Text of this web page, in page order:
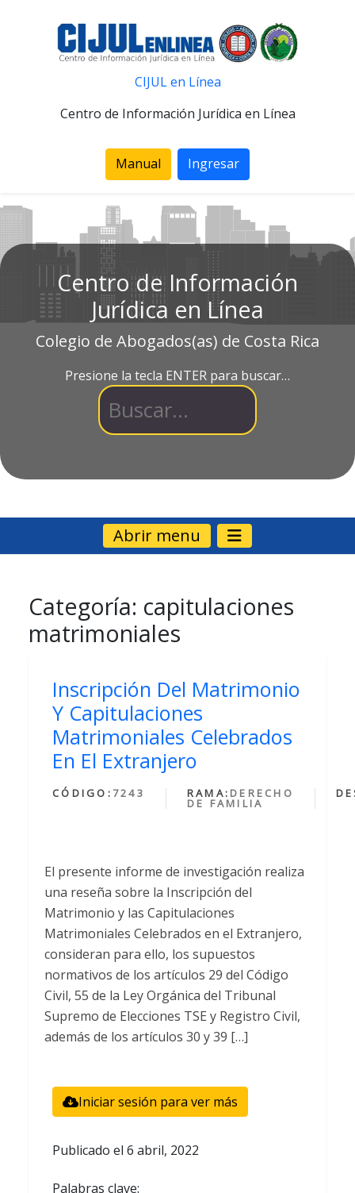
CIJUL en Línea
Centro de Información Jurídica en Línea
Manual Ingresar
Centro de Información
Jurídica en Línea
Colegio de Abogados(as) de Costa Rica
Presione la tecla ENTER para buscar…
Abrir menu
Categoría: capitulaciones
matrimoniales
Inscripción Del Matrimonio
Y Capitulaciones
Matrimoniales Celebrados
En El Extranjero
CÓDIGO: 7243 RAMA: DERECHO
DE FAMILIA
El presente informe de investigación realiza
una reseña sobre la Inscripción del
Matrimonio y las Capitulaciones
Matrimoniales Celebrados en el Extranjero,
consideran para ello, los supuestos
normativos de los artículos 29 del Código
Civil, 55 de la Ley Orgánica del Tribunal
Supremo de Elecciones TSE y Registro Civil,
además de los artículos 30 y 39 […]
Iniciar sesión para ver más
Publicado el 6 abril, 2022
Palabras clave: